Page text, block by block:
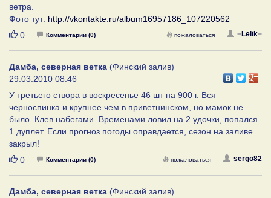
ветра.
Фото тут: http://vkontakte.ru/album16957186_107220562
Нравится
0 Комментарии (0) =Lelik=
пожаловаться
Дамба, северная ветка (Финский залив)
29.03.2010 08:46
У третьего створа в воскресенье 46 шт на 900 г. Вся
черноспинка и крупнее чем в приветнинском, но мамок не
было. Клев набегами. Временами ловил на 2 удочки, попался
1 дуплет. Если прогноз погоды оправдается, сезон на заливе
закрыл!
Нравится
0 Комментарии (0) sergo82
пожаловаться
Дамба, северная ветка (Финский залив)